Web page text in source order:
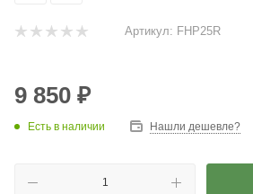
Артикул: FHP25R
9 850 ₽
Есть в наличии Нашли дешевле?